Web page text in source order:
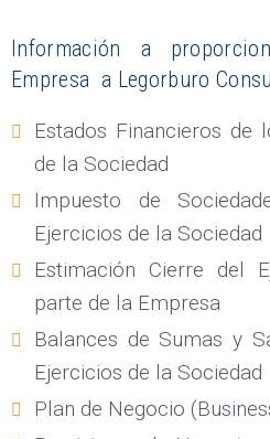
Información a
Empresa a Legorburo
Estados Financieros de
de la Sociedad
Impuesto de
Ejercicios de la Sociedad
Estimación Cierre del
parte de la Empresa
Balances de Sumas y
Ejercicios de la Sociedad
Plan de Negocio